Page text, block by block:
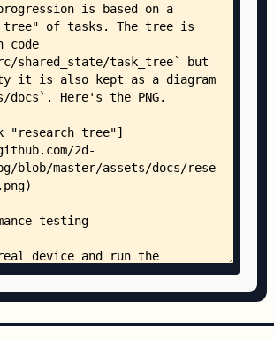
└── code_chomper_beta.dart
flare/
├── Chomper FUI Type.flr
├── Chomper.flr
├── CodeIcon.flr
├── Coin.flr
├── EngineeringIcon.flr
├── Joy.flr
├── NotificationIcon.flr
├── SelectArrow.flr
├── TasksIcon.flr
├── Users.flr
└── UxIcon.flr
├── AppFrameworkInfo.plist